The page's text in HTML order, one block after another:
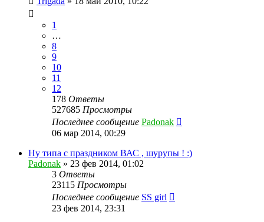
1
…
8
9
10
11
12
178 Ответы
527685 Просмотры
Последнее сообщение Padonak
06 мар 2014, 00:29
Ну типа с праздником ВАС , шурупы ! :)
Padonak » 23 фев 2014, 01:02
3 Ответы
23115 Просмотры
Последнее сообщение SS girl
23 фев 2014, 23:31